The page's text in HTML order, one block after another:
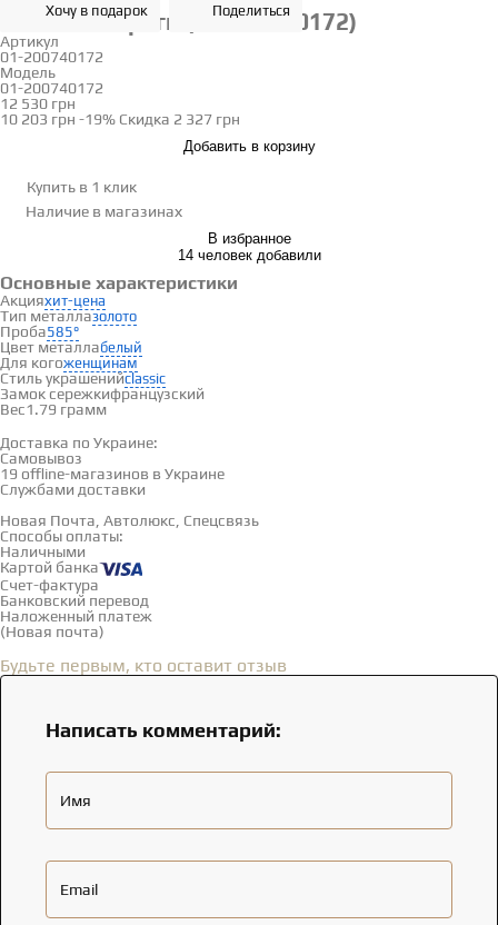
Хочу в подарок Поделиться
Золотые серьги (01-200740172)
Артикул
01-200740172
Модель
01-200740172
12 530 грн
10 203 грн -19% Скидка 2 327 грн
Добавить в корзину
Купить в 1 клик
Наличие в магазинах
В избранное
14 человек добавили
Основные характеристики
Акцияхит-цена
Тип металлазолото
Проба585°
Цвет металлабелый
Для когоженщинам
Стиль украшенийclassic
Замок сережкифранцузский
Вес1.79 грамм
Доставка и оплата
Доставка по Украине:
Самовывоз
19 offline-магазинов в Украине
Службами доставки
Новая Почта, Автолюкс, Спецсвязь
Способы оплаты:
Наличными
Картой банка
Счет-фактура
Банковский перевод
Наложенный платеж
(Новая почта)
Будьте первым, кто оставит отзыв
Написать комментарий:
Имя
Email